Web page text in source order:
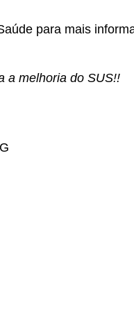
para mais
a melhoria do SUS!!